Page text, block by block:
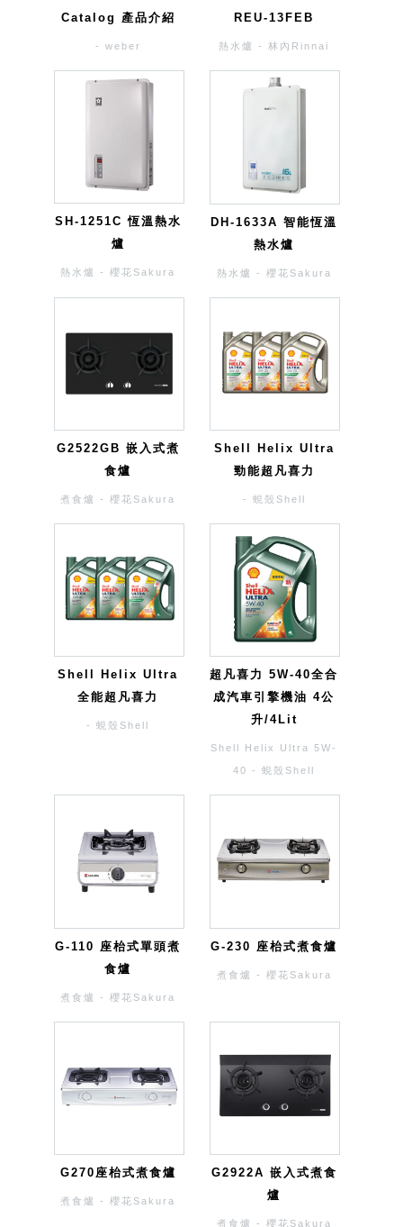
Catalog 產品介紹
- weber
REU-13FEB
熱水爐 - 林內Rinnai
SH-1251C 恆溫熱水
爐
熱水爐 - 櫻花Sakura
DH-1633A 智能恆溫
熱水爐
熱水爐 - 櫻花Sakura
G2522GB 嵌入式煮
食爐
煮食爐 - 櫻花Sakura
Shell Helix Ultra
勁能超凡喜力
- 蜆殼Shell
Shell Helix Ultra
全能超凡喜力
- 蜆殼Shell
超凡喜力 5W-40全合
成汽車引擎機油 4公
升/4Lit
Shell Helix Ultra 5W-
40 - 蜆殼Shell
G-110 座枱式單頭煮
食爐
煮食爐 - 櫻花Sakura
G-230 座枱式煮食爐
煮食爐 - 櫻花Sakura
G270座枱式煮食爐
煮食爐 - 櫻花Sakura
G2922A 嵌入式煮食
爐
煮食爐 - 櫻花Sakura